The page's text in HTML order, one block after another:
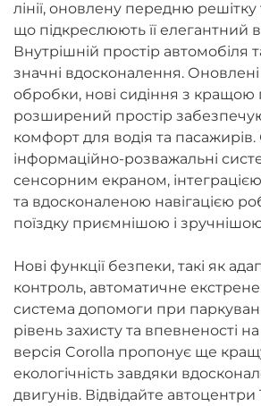
лінії, оновлену передню решітку
що підкреслюють її елегантний
Внутрішній простір автомобіля
значні вдосконалення.
обробки, нові сидіння з кращою
розширений простір
комфорт для водія та пасажирів.
інформаційно-розважальні
сенсорним екраном,
та вдосконаленою навігацією
поїздку приємнішою і
Нові функції безпеки, такі як
контроль, автоматичне
система допомоги при
рівень захисту та впевненості
версія Corolla пропонує ще
екологічність завдяки
двигунів. Відвідайте автоцентри